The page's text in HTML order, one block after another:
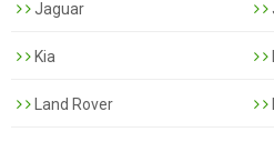
Jaguar
Kia
Land Rover